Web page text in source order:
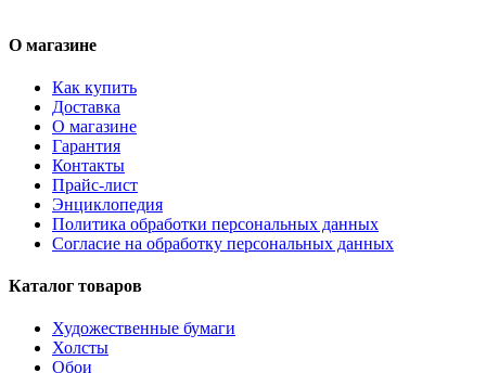
О магазине
Как купить
Доставка
О магазине
Гарантия
Контакты
Прайс-лист
Энциклопедия
Политика обработки персональных данных
Согласие на обработку персональных данных
Каталог товаров
Художественные бумаги
Холсты
Обои